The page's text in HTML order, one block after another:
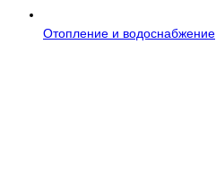
Отопление и водоснабжение